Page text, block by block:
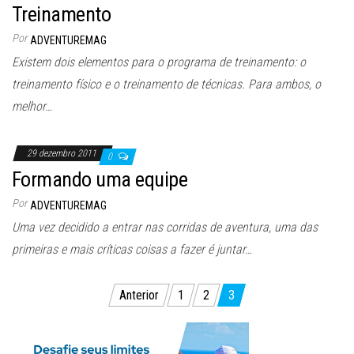
Treinamento
Por ADVENTUREMAG
Existem dois elementos para o programa de treinamento: o
treinamento físico e o treinamento de técnicas. Para ambos, o
melhor…
29 dezembro 2011 0
Formando uma equipe
Por ADVENTUREMAG
Uma vez decidido a entrar nas corridas de aventura, uma das
primeiras e mais críticas coisas a fazer é juntar…
Anterior 1 2 3